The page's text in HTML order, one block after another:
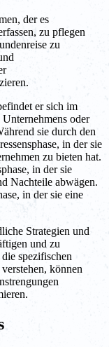
der es
zu pflegen
zu
er sich im
oder
sie durch den
in der sie
zu bieten hat.
in der sie
Nachteile abwägen.
in der sie eine
Strategien und
und zu
spezifischen
können